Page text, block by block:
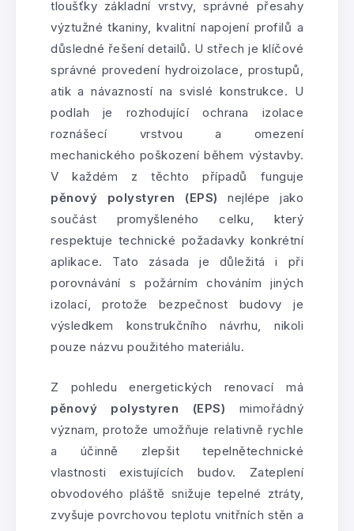
tloušťky základní vrstvy, správné přesahy
výztužné tkaniny, kvalitní napojení profilů a
důsledné řešení detailů. U střech je klíčové
správné provedení hydroizolace, prostupů,
atik a návazností na svislé konstrukce. U
podlah je rozhodující ochrana izolace
roznášecí vrstvou a omezení
mechanického poškození během výstavby.
V každém z těchto případů funguje
pěnový polystyren (EPS) nejlépe jako
součást promyšleného celku, který
respektuje technické požadavky konkrétní
aplikace. Tato zásada je důležitá i při
porovnávání s požárním chováním jiných
izolací, protože bezpečnost budovy je
výsledkem konstrukčního návrhu, nikoli
pouze názvu použitého materiálu.
Z pohledu energetických renovací má
pěnový polystyren (EPS) mimořádný
význam, protože umožňuje relativně rychle
a účinně zlepšit tepelnětechnické
vlastnosti existujících budov. Zateplení
obvodového pláště snižuje tepelné ztráty,
zvyšuje povrchovou teplotu vnitřních stěn a